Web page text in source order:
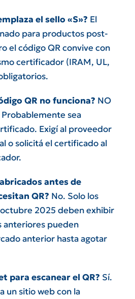
el sello «S»? El
para productos post-
el código QR convive con
certificador (IRAM, UL,
QR no funciona? NO
Probablemente sea
Exigí al proveedor
o solicitá el certificado al
antes de
QR? No. Solo los
2025 deben exhibir
anteriores pueden
anterior hasta agotar
para escanear el QR? Sí.
un sitio web con la